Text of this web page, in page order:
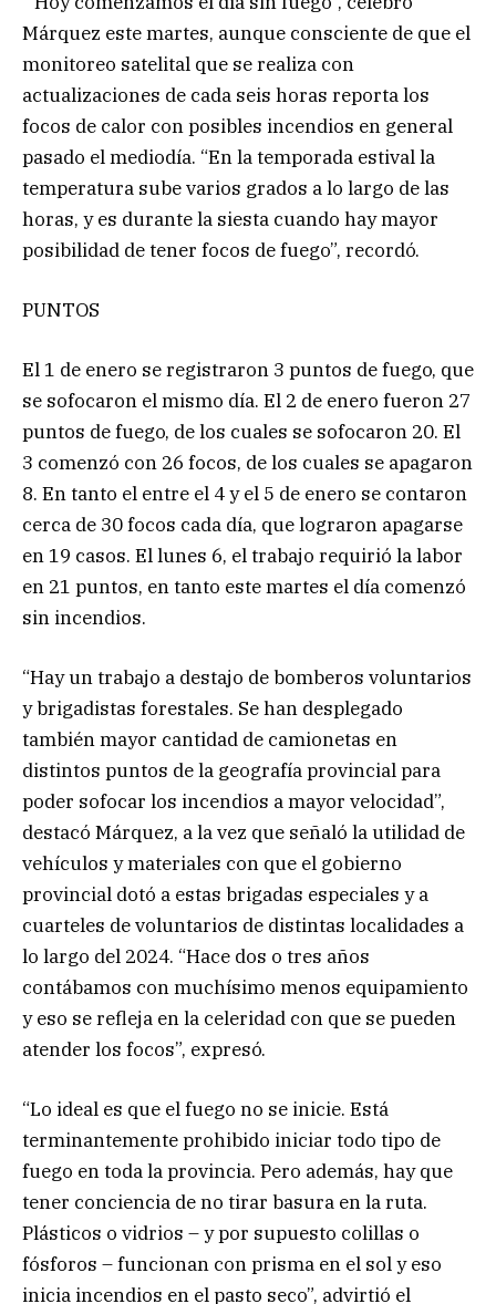
Márquez este martes, aunque consciente de que el
monitoreo satelital que se realiza con
actualizaciones de cada seis horas reporta los
focos de calor con posibles incendios en general
pasado el mediodía. “En la temporada estival la
temperatura sube varios grados a lo largo de las
horas, y es durante la siesta cuando hay mayor
posibilidad de tener focos de fuego”, recordó.
PUNTOS
El 1 de enero se registraron 3 puntos de fuego, que
se sofocaron el mismo día. El 2 de enero fueron 27
puntos de fuego, de los cuales se sofocaron 20. El
3 comenzó con 26 focos, de los cuales se apagaron
8. En tanto el entre el 4 y el 5 de enero se contaron
cerca de 30 focos cada día, que lograron apagarse
en 19 casos. El lunes 6, el trabajo requirió la labor
en 21 puntos, en tanto este martes el día comenzó
sin incendios.
“Hay un trabajo a destajo de bomberos voluntarios
y brigadistas forestales. Se han desplegado
también mayor cantidad de camionetas en
distintos puntos de la geografía provincial para
poder sofocar los incendios a mayor velocidad”,
destacó Márquez, a la vez que señaló la utilidad de
vehículos y materiales con que el gobierno
provincial dotó a estas brigadas especiales y a
cuarteles de voluntarios de distintas localidades a
lo largo del 2024. “Hace dos o tres años
contábamos con muchísimo menos equipamiento
y eso se refleja en la celeridad con que se pueden
atender los focos”, expresó.
“Lo ideal es que el fuego no se inicie. Está
terminantemente prohibido iniciar todo tipo de
fuego en toda la provincia. Pero además, hay que
tener conciencia de no tirar basura en la ruta.
Plásticos o vidrios – y por supuesto colillas o
fósforos – funcionan con prisma en el sol y eso
inicia incendios en el pasto seco”, advirtió el